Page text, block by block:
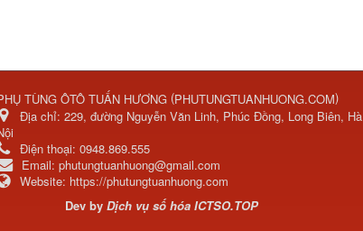
TÙNG ÔTÔ TUẤN HƯƠNG (PHUTUNGTUANHUONG.COM)
Địa chỉ: 229, đường Nguyễn Văn Linh, Phúc Đồng, Long Biên, Hà
Điện thoại: 0948.869.555
Email: phutungtuanhuong@gmail.com
Website: https://phutungtuanhuong.com
Dev by Dịch vụ số hóa ICTSO.TOP